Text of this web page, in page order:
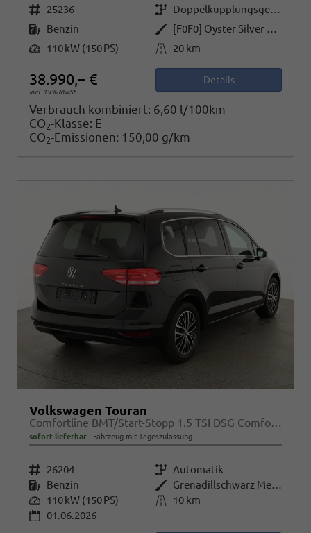
Fahrzeugnr. 25236 Getriebe
Doppelkupplungsgetriebe (DSG)
Kraftstoff Benzin Außenfarbe
[F0F0] Oyster Silver Metallic
Leistung 110 kW (150 PS) Kilometerstand 20 km
38.990,– €
incl. 19% MwSt.
Details
Verbrauch kombiniert: 6,60 l/100km
CO2-Klasse: E
CO2-Emissionen: 150,00 g/km
Volkswagen Touran
Comfortline BMT/Start-Stopp 1.5 TSI DSG Comfortline, 7-Sitzer, AHK, Navi, Matrix, el. Klappe, Side, FS-beheizbar, 4 J.-Garantie
sofort lieferbar Fahrzeug mit Tageszulassung
Fahrzeugnr. 26204 Getriebe Automatik
Kraftstoff Benzin Außenfarbe
Grenadillschwarz Metallic
Leistung 110 kW (150 PS) Kilometerstand
10 km
01.06.2026